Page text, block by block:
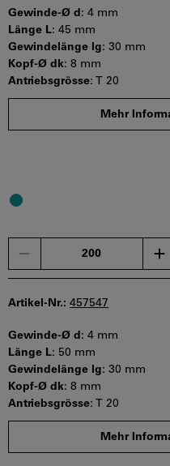
Gewinde-Ø d: 4 mm
Länge L: 45 mm
Gewindelänge lg: 30 mm
Kopf-Ø dk: 8 mm
Antriebsgrösse: T 20
Mindestbestellmenge: 200
Mehr
Artikel-Nr.: 457547
Gewinde-Ø d: 4 mm
Länge L: 50 mm
Gewindelänge lg: 30 mm
Kopf-Ø dk: 8 mm
Antriebsgrösse: T 20
Mindestbestellmenge: 200
Mehr